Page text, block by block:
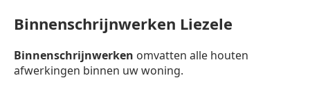
Binnenschrijnwerken Liezele
Binnenschrijnwerken omvatten alle houten
afwerkingen binnen uw woning.